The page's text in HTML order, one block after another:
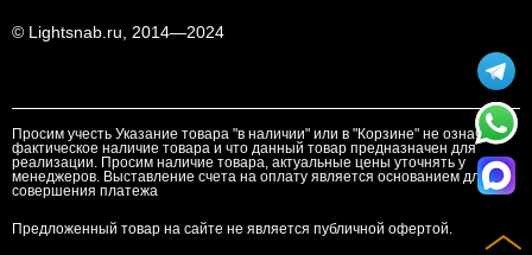
© Lightsnab.ru, 2014—2024
Просим учесть Указание товара "в наличии" или в "Корзине" не означает
фактическое наличие товара и что данный товар предназначен для
реализации. Просим наличие товара, актуальные цены уточнять у
менеджеров. Выставление счета на оплату является основанием для
совершения платежа
Предложенный товар на сайте не является публичной офертой.